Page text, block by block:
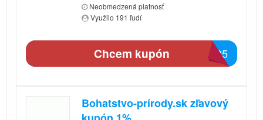
Neobmedzená platnosť
Využilo 191 ľudí
6805
Chcem kupón
Bohatstvo-prírody.sk zľavový